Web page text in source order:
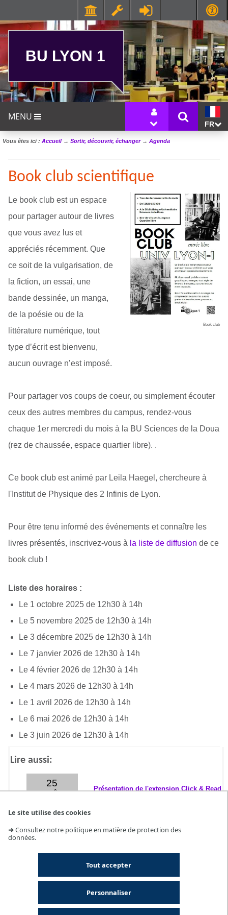
Le site utilise des cookies
➜Consultez notre politique en matière de protection des
données.
Tout accepter
Personnaliser
BU LYON 1
MENU
FR
Vous êtes ici : Accueil→ Sortir, découvrir, échanger→ Agenda
Book club scientifique
Book club
Le book club est un espace
pour partager autour de livres
que vous avez lus et
appréciés récemment. Que
ce soit de la vulgarisation, de
la fiction, un essai, une
bande dessinée, un manga,
de la poésie ou de la
littérature numérique, tout
type d’écrit est bienvenu,
aucun ouvrage n’est imposé.
Pour partager vos coups de coeur, ou simplement écouter
ceux des autres membres du campus, rendez-vous
chaque 1er mercredi du mois à la BU Sciences de la Doua
(rez de chaussée, espace quartier libre). .
Ce book club est animé par Leila Haegel, chercheure à
l'Institut de Physique des 2 Infinis de Lyon.
Pour être tenu informé des événements et connaître les
livres présentés, inscrivez-vous à la liste de diffusion de ce
book club !
Liste des horaires :
Le 1 octobre 2025 de 12h30 à 14h
Le 5 novembre 2025 de 12h30 à 14h
Le 3 décembre 2025 de 12h30 à 14h
Le 7 janvier 2026 de 12h30 à 14h
Le 4 février 2026 de 12h30 à 14h
Le 4 mars 2026 de 12h30 à 14h
Le 1 avril 2026 de 12h30 à 14h
Le 6 mai 2026 de 12h30 à 14h
Le 3 juin 2026 de 12h30 à 14h
Lire aussi:
25
AOÛT
Présentation de l'extension Click & Read
SEPT.
11
Atelier IA et recherche académique